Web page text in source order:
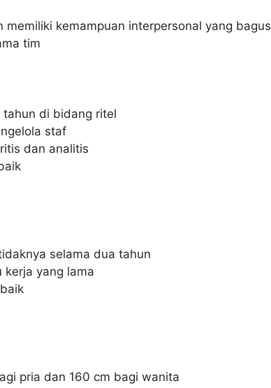
kemampuan interpersonal yang bagus
tim
di bidang ritel
staf
dan analitis
selama dua tahun
yang lama
pria dan 160 cm bagi wanita